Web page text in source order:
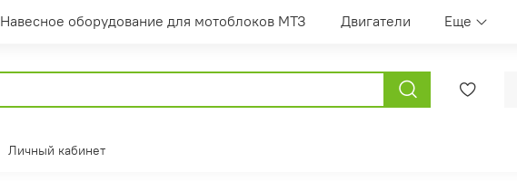
Навесное оборудование для мотоблоков МТЗ Двигатели Еще
Личный кабинет